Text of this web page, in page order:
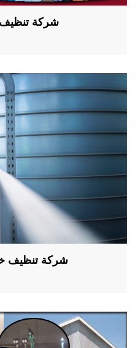
شركة
شركة تنظيف